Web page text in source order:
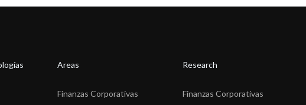
Areas
Finanzas Corporativas
Research
Finanzas Corporativas